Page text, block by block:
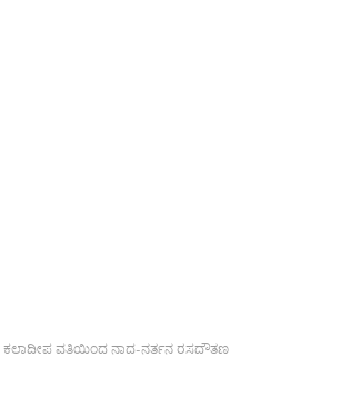
ಕಲಾದೀಪ ವತಿಯಿಂದ ನಾದ-ನರ್ತನ ರಸದೌತಣ